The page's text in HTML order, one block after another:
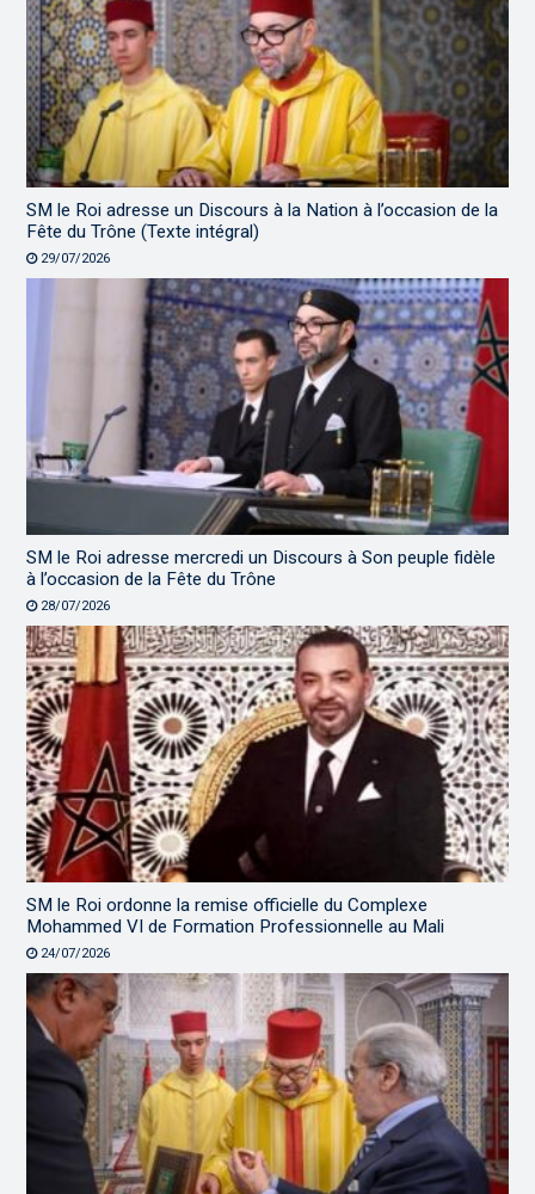
SM le Roi adresse un Discours à la Nation à l’occasion de la
Fête du Trône (Texte intégral)
29/07/2026
SM le Roi adresse mercredi un Discours à Son peuple fidèle
à l’occasion de la Fête du Trône
28/07/2026
SM le Roi ordonne la remise officielle du Complexe
Mohammed VI de Formation Professionnelle au Mali
24/07/2026